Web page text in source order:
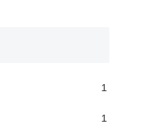
1
1